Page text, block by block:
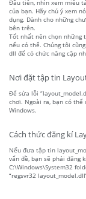
Đầu tiên, nhìn xem miêu
của bạn. Hãy chú ý xem
dụng. Dành cho những
bên trên.
Tốt nhất nên chọn những
nếu có thể. Chúng tôi
dll để có chức năng cập
Nơi đặt tập tin
Để sửa lỗi
chơi. Ngoài ra, bạn có
Windows.
Cách thức đăng kí
Nếu đưa tập tin
vấn đề, bạn sẽ phải đăng
C:\Windows\System32
“regsvr32